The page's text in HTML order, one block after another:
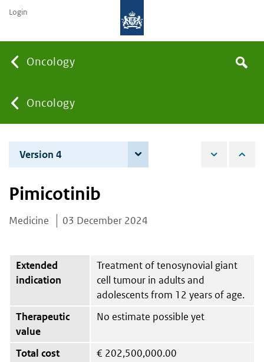
Oncology
You
are
here:
Oncology
the
Search
Login
Version 4
Pimicotinib
Medicine 03 December 2024
Extended
indication
Treatment of tenosynovial giant
cell tumour in adults and
adolescents from 12 years of age.
Therapeutic
value
No estimate possible yet
Total cost € 202,500,000.00